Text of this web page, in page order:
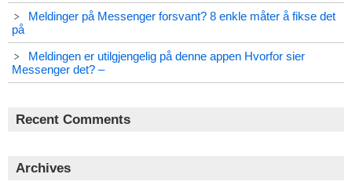
Meldinger på Messenger forsvant? 8 enkle måter å fikse det
på
Meldingen er utilgjengelig på denne appen Hvorfor sier
Messenger det? –
Recent Comments
Archives